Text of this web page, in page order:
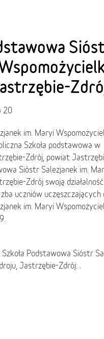
20
im. Maryi
Szkoła podstawowa w
Zdrój, powiat
Sióstr Salezjanek im.
Zdrój swoją działalność
uczniów uczęszczających
im. Maryi
Podstawowa Sióstr
Jastrzębie-Zdrój: .